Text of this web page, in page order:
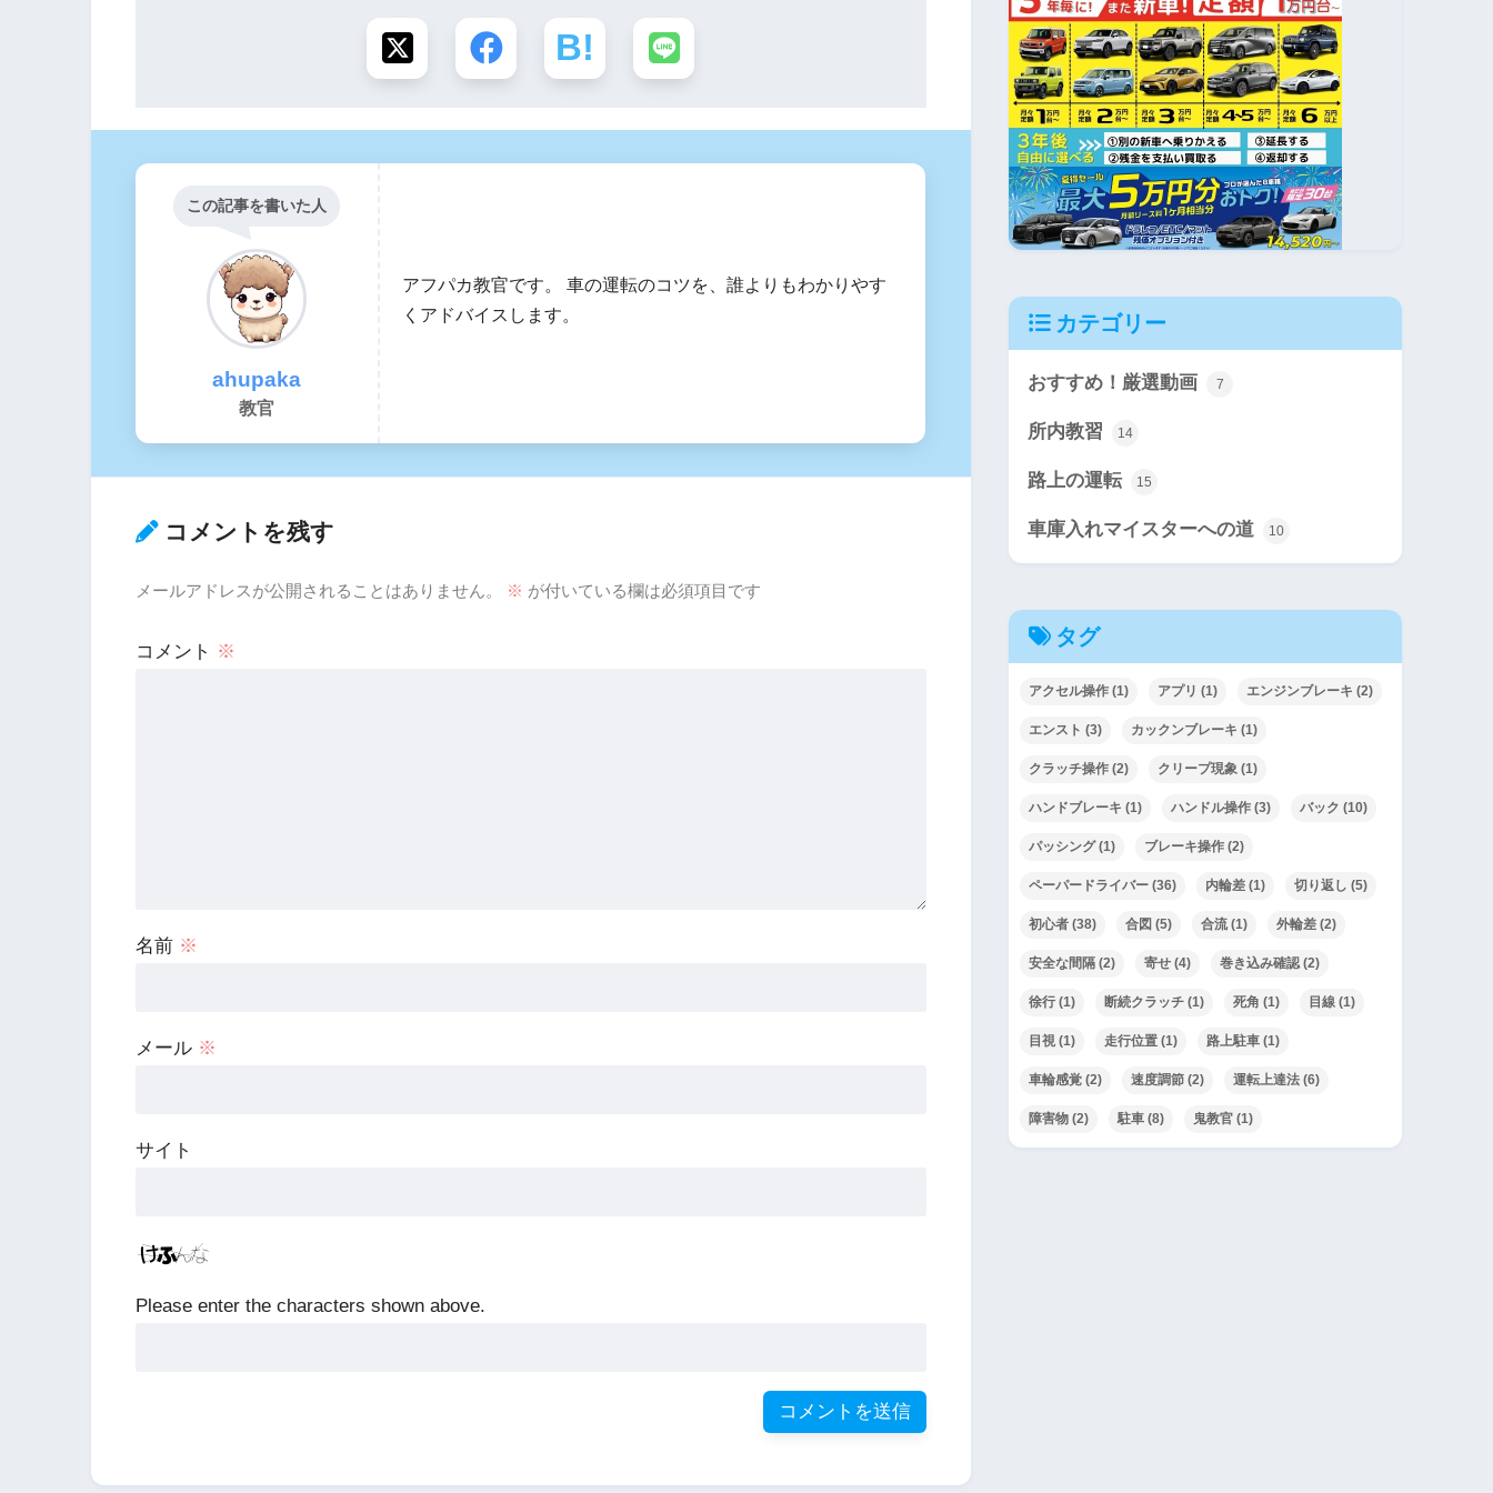
この記事を書いた人
ahupaka
教官
アフパカ教官です。 車の運転のコツを、誰よりもわかりやす
くアドバイスします。
コメントを残す
メールアドレスが公開されることはありません。 ※ が付いている欄は必須項目です
コメント ※
名前 ※
メール ※
サイト
Please enter the characters shown above.
カテゴリー
おすすめ！厳選動画 7
所内教習 14
路上の運転 15
車庫入れマイスターへの道 10
タグ
アクセル操作 (1) アプリ (1) エンジンブレーキ (2)
エンスト (3) カックンブレーキ (1)
クラッチ操作 (2) クリープ現象 (1)
ハンドブレーキ (1) ハンドル操作 (3) バック (10)
パッシング(1) ブレーキ操作 (2)
ペーパードライバー (36) 内輪差 (1) 切り返し (5)
初心者 (38) 合図 (5) 合流(1) 外輪差 (2)
安全な間隔 (2) 寄せ (4) 巻き込み確認(2)
徐行 (1) 断続クラッチ (1) 死角 (1) 目線 (1)
目視 (1) 走行位置 (1) 路上駐車 (1)
車輪感覚 (2) 速度調節 (2) 運転上達法 (6)
障害物 (2) 駐車 (8) 鬼教官 (1)